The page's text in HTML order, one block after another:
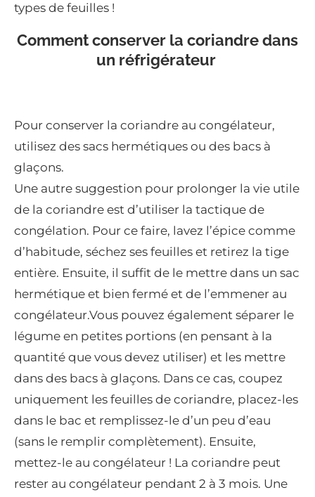
types de feuilles !
Comment conserver la coriandre dans
un réfrigérateur
Pour conserver la coriandre au congélateur,
utilisez des sacs hermétiques ou des bacs à
glaçons.
Une autre suggestion pour prolonger la vie utile
de la coriandre est d’utiliser la tactique de
congélation. Pour ce faire, lavez l’épice comme
d’habitude, séchez ses feuilles et retirez la tige
entière. Ensuite, il suffit de le mettre dans un sac
hermétique et bien fermé et de l’emmener au
congélateur.Vous pouvez également séparer le
légume en petites portions (en pensant à la
quantité que vous devez utiliser) et les mettre
dans des bacs à glaçons. Dans ce cas, coupez
uniquement les feuilles de coriandre, placez-les
dans le bac et remplissez-le d’un peu d’eau
(sans le remplir complètement). Ensuite,
mettez-le au congélateur ! La coriandre peut
rester au congélateur pendant 2 à 3 mois. Une